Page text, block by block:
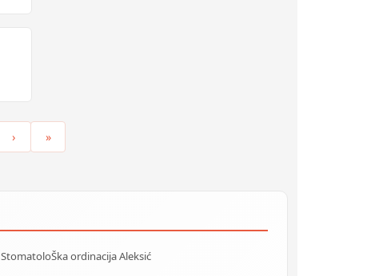
› »
StomatoloŠka ordinacija Aleksić